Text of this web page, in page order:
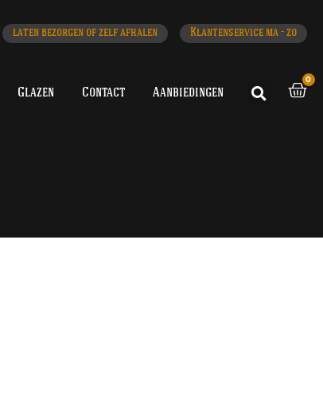
laten bezorgen of zelf afhalen Klantenservice ma - zo
Glazen Contact Aanbiedingen
0